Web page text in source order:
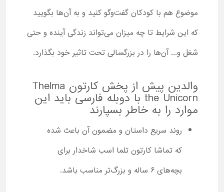
موضوع هم با کودکان گفت‌وگو کنید و به آن‌ها بگویید
که این شرایط تا چه میزان می‌تواند زندگی آینده و حتی
شغل و... آن‌ها را در بزرگسالی تحت تاثیر خود بگذارد.
والدین پیش از پخش کارتون Thelma
the Unicorn با دوبله فارسی باید این
موارد را به خاطر بسپارند
روند سریع داستان و مضمون آن باعث شده
که تماشا کارتون تلما اسب شاخدار برای
بچه‌های 6 ساله و بزرگ‌تر مناسب باشد.